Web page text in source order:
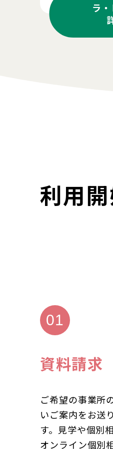
ラ
利用
資料請求
ご希望の事業所
いご案内をお送
す。見学や個別相
オンライン個別